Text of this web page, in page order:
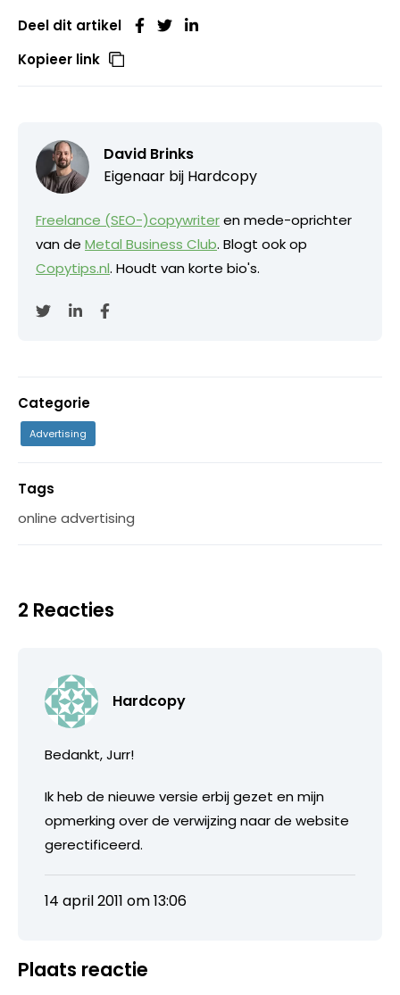
Deel dit artikel
Kopieer link
David Brinks
Eigenaar bij Hardcopy
Freelance (SEO-)copywriteren mede-oprichter
van de Metal Business Club. Blogt ook op
Copytips.nl. Houdt van korte bio's.
Categorie
Advertising
Tags
online advertising
2 Reacties
Hardcopy
Bedankt, Jurr!
Ik heb de nieuwe versie erbij gezet en mijn
opmerking over de verwijzing naar de website
gerectificeerd.
14 april 2011 om 13:06
Plaats reactie